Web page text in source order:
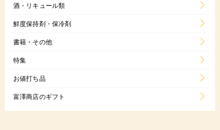
酒・リキュール類
鮮度保持剤・保冷剤
書籍・その他
特集
お値打ち品
富澤商店のギフト